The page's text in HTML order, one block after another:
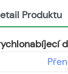
Produktu